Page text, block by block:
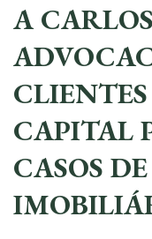
A
CAPITAL
CASOS